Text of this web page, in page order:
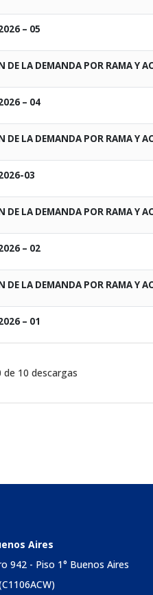
– 05
DE LA DEMANDA POR RAMA Y
– 04
DE LA DEMANDA POR RAMA Y
03
DE LA DEMANDA POR RAMA Y
– 02
DE LA DEMANDA POR RAMA Y
– 01
10 descargas
Aires
942 - Piso 1° Buenos Aires